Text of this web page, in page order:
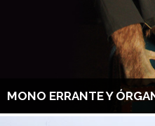
MONO ERRANTE Y